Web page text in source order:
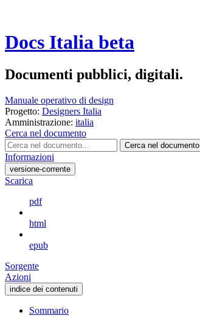
Docs Italia beta
Documenti pubblici, digitali.
Manuale operativo di design
Progetto: Designers Italia
Amministrazione: italia
Cerca nel documento
Cerca nel documento
Informazioni
versione-corrente
Scarica
pdf
html
epub
Sorgente
Azioni
indice dei contenuti
Sommario